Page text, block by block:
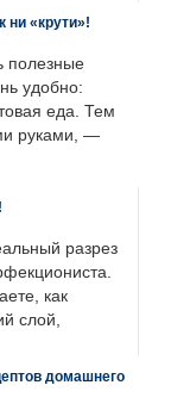
ни «крути»!
полезные
удобно:
еда. Тем
руками, —
разрез
как
слой,
домашнего